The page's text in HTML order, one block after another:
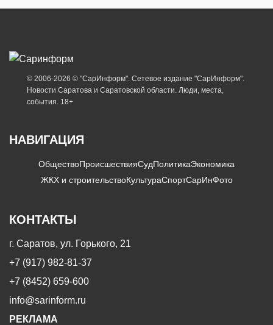
© 2006-2026 © "СарИнформ". Сетевое издание "СарИнформ".
Новости Саратова и Саратовской области. Люди, места,
события. 18+
НАВИГАЦИЯ
ОбществоПроисшествияСудПолитикаЭкономика
ЖКХ и строительствоКультураСпортСарИнФото
КОНТАКТЫ
г. Саратов, ул. Горького, 21
+7 (917) 982-81-37
+7 (8452) 659-600
info@sarinform.ru
РЕКЛАМА